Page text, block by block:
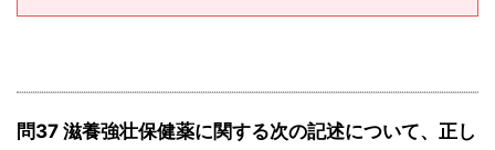
問37 滋養強壮保健薬に関する次の記述について、正し